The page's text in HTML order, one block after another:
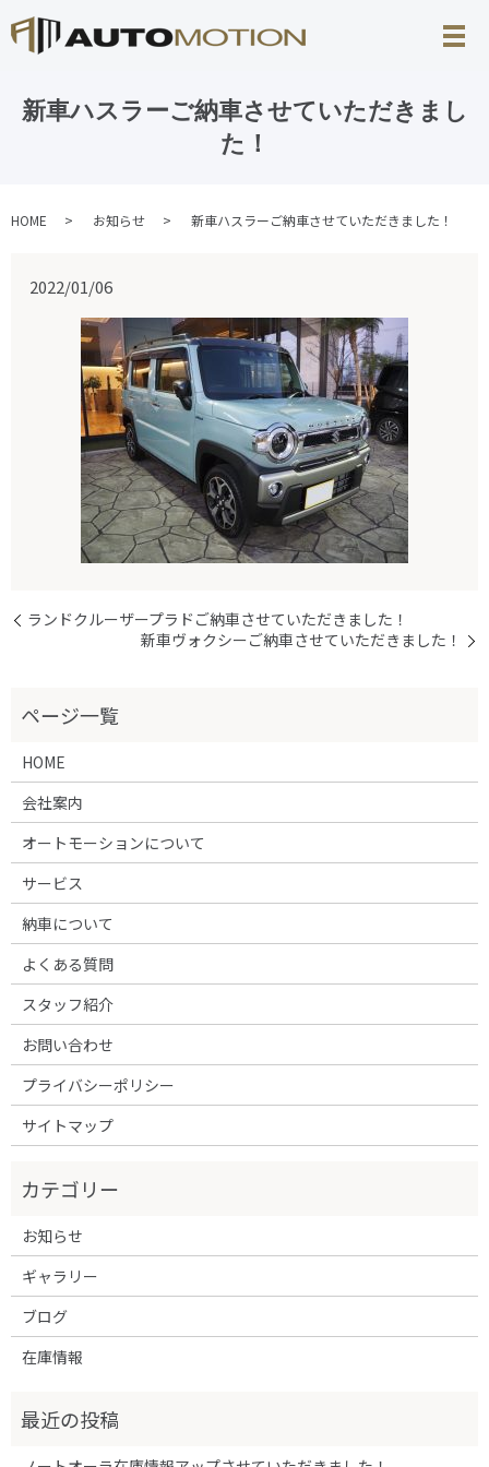
新車ハスラーご納車させていただきまし
た！
HOME お知らせ 新車ハスラーご納車させていただきました！
2022/01/06
ランドクルーザープラドご納車させていただきました！
新車ヴォクシーご納車させていただきました！
HOME
会社案内
オートモーションについて
サービス
納車について
よくある質問
スタッフ紹介
お問い合わせ
プライバシーポリシー
サイトマップ
お知らせ
ギャラリー
ブログ
在庫情報